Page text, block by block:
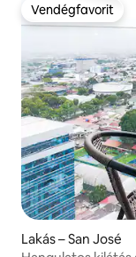
Vendégfavorit
Vendégfavorit
Lakás – San José